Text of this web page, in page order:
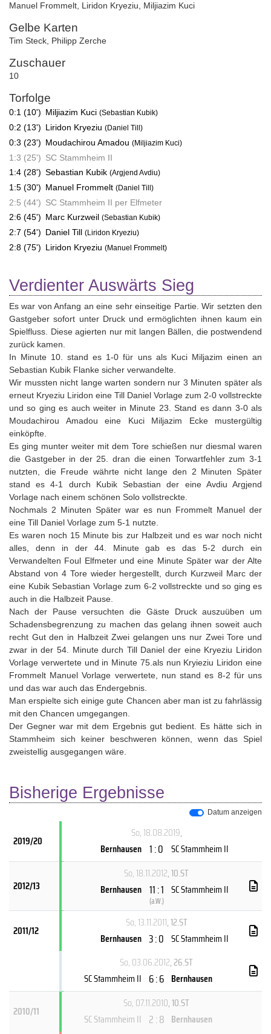
Manuel Frommelt Liridon Kryeziu Miljiazim Kuci
Gelbe Karten
Tim Steck Philipp Zerche
Zuschauer
10
Torfolge
0:1 (10') Miljiazim Kuci (Sebastian Kubik)
0:2 (13') Liridon Kryeziu (Daniel Till)
0:3 (23') Moudachirou Amadou (Miljiazim Kuci)
1:3 (25') SC Stammheim II
1:4 (28') Sebastian Kubik (Argjend Avdiu)
1:5 (30') Manuel Frommelt (Daniel Till)
2:5 (44') SC Stammheim II per Elfmeter
2:6 (45') Marc Kurzweil (Sebastian Kubik)
2:7 (54') Daniel Till (Liridon Kryeziu)
2:8 (75') Liridon Kryeziu (Manuel Frommelt)
Verdienter Auswärts Sieg
Es war von Anfang an eine sehr einseitige Partie. Wir setzten den
Gastgeber sofort unter Druck und ermöglichten ihnen kaum ein
Spielfluss. Diese agierten nur mit langen Bällen, die postwendend
zurück kamen.
In Minute 10. stand es 1-0 für uns als Kuci Miljazim einen an
Sebastian Kubik Flanke sicher verwandelte.
Wir mussten nicht lange warten sondern nur 3 Minuten später als
erneut Kryeziu Liridon eine Till Daniel Vorlage zum 2-0 vollstreckte
und so ging es auch weiter in Minute 23. Stand es dann 3-0 als
Moudachirou Amadou eine Kuci Miljazim Ecke mustergültig
einköpfte.
Es ging munter weiter mit dem Tore schießen nur diesmal waren
die Gastgeber in der 25. dran die einen Torwartfehler zum 3-1
nutzten, die Freude währte nicht lange den 2 Minuten Später
stand es 4-1 durch Kubik Sebastian der eine Avdiu Argjend
Vorlage nach einem schönen Solo vollstreckte.
Nochmals 2 Minuten Später war es nun Frommelt Manuel der
eine Till Daniel Vorlage zum 5-1 nutzte.
Es waren noch 15 Minute bis zur Halbzeit und es war noch nicht
alles, denn in der 44. Minute gab es das 5-2 durch ein
Verwandelten Foul Elfmeter und eine Minute Später war der Alte
Abstand von 4 Tore wieder hergestellt, durch Kurzweil Marc der
eine Kubik Sebastian Vorlage zum 6-2 vollstreckte und so ging es
auch in die Halbzeit Pause.
Nach der Pause versuchten die Gäste Druck auszuüben um
Schadensbegrenzung zu machen das gelang ihnen soweit auch
recht Gut den in Halbzeit Zwei gelangen uns nur Zwei Tore und
zwar in der 54. Minute durch Till Daniel der eine Kryeziu Liridon
Vorlage verwertete und in Minute 75.als nun Kryieziu Liridon eine
Frommelt Manuel Vorlage verwertete, nun stand es 8-2 für uns
und das war auch das Endergebnis.
Man erspielte sich einige gute Chancen aber man ist zu fahrlässig
mit den Chancen umgegangen.
Der Gegner war mit dem Ergebnis gut bedient. Es hätte sich in
Stammheim sich keiner beschweren können, wenn das Spiel
zweistellig ausgegangen wäre.
Bisherige Ergebnisse
Datum anzeigen
2019/20
So, 18.08.2019,
Bernhausen 1 : 0 SC Stammheim II
2012/13
So, 18.11.2012, 10.ST
Bernhausen 11 : 1
(a.W.)
SC Stammheim II
2011/12
So, 13.11.2011, 12.ST
Bernhausen 3 : 0 SC Stammheim II
So, 03.06.2012, 26.ST
SC Stammheim II 6 : 6 Bernhausen
2010/11
So, 07.11.2010, 10.ST
SC Stammheim II 2 : 8 Bernhausen